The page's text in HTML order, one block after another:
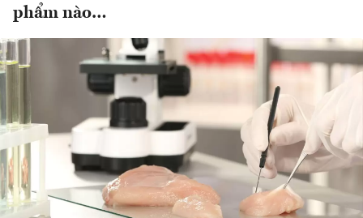
phẩm nào…